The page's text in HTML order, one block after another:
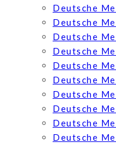
Deutsche
Deutsche
Deutsche
Deutsche
Deutsche
Deutsche
Deutsche
Deutsche
Deutsche
Deutsche